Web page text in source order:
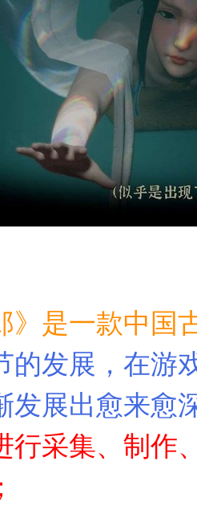
》是一款中国
的发展，在游
发展出愈来愈
行采集、制作